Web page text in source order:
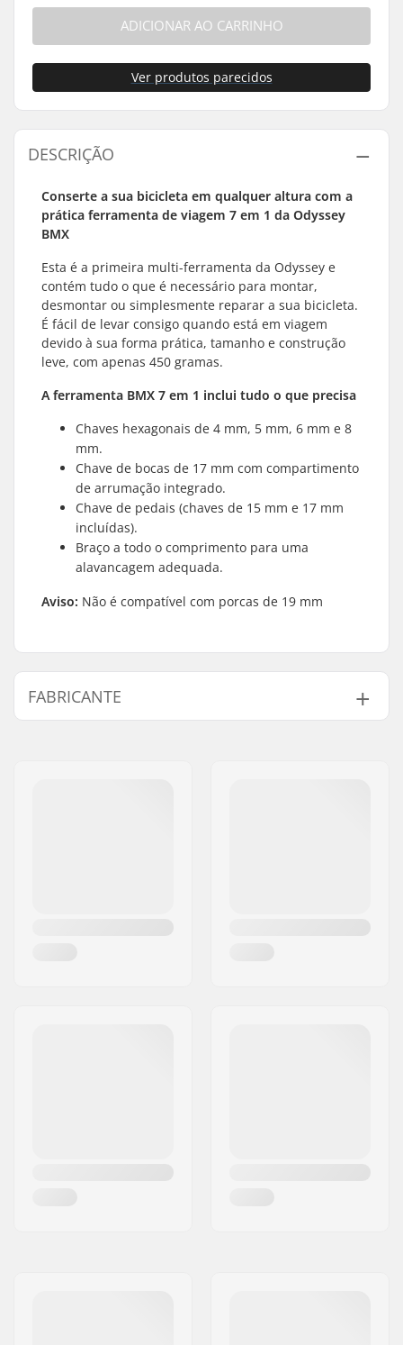
ADICIONAR AO CARRINHO
Ver produtos parecidos
DESCRIÇÃO
Conserte a sua bicicleta em qualquer altura com a
prática ferramenta de viagem 7 em 1 da Odyssey
BMX
Esta é a primeira multi-ferramenta da Odyssey e
contém tudo o que é necessário para montar,
desmontar ou simplesmente reparar a sua bicicleta.
É fácil de levar consigo quando está em viagem
devido à sua forma prática, tamanho e construção
leve, com apenas 450 gramas.
A ferramenta BMX 7 em 1 inclui tudo o que precisa
Chaves hexagonais de 4 mm, 5 mm, 6 mm e 8
mm.
Chave de bocas de 17 mm com compartimento
de arrumação integrado.
Chave de pedais (chaves de 15 mm e 17 mm
incluídas).
Braço a todo o comprimento para uma
alavancagem adequada.
Aviso: Não é compatível com porcas de 19 mm
FABRICANTE